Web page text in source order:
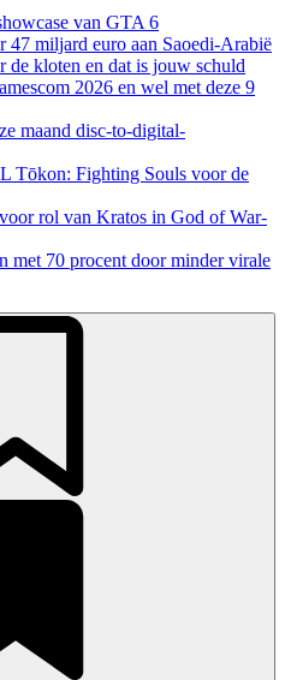
van GTA 6
miljard euro aan Saoedi-Arabië
de kloten en dat is jouw schuld
2026 en wel met deze 9
maand disc-to-digital-
Tōkon: Fighting Souls voor de
rol van Kratos in God of War-
met 70 procent door minder virale